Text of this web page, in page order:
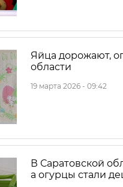
Яйца дорожают,
области
19 марта 2026 - 09:42
В Саратовской
а огурцы стали